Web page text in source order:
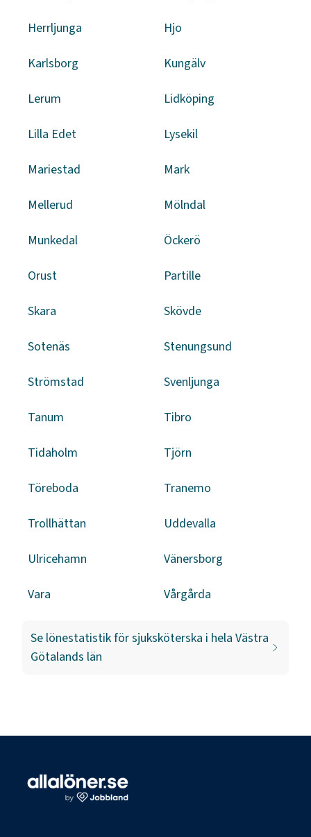
Herrljunga Hjo
Karlsborg Kungälv
Lerum Lidköping
Lilla Edet Lysekil
Mariestad Mark
Mellerud Mölndal
Munkedal Öckerö
Orust Partille
Skara Skövde
Sotenäs Stenungsund
Strömstad Svenljunga
Tanum Tibro
Tidaholm Tjörn
Töreboda Tranemo
Trollhättan Uddevalla
Ulricehamn Vänersborg
Vara Vårgårda
Se lönestatistik försjuksköterska i hela Västra
Götalands län